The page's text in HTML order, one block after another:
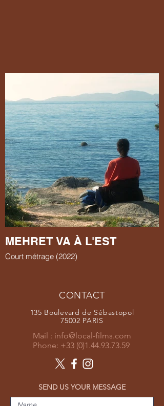
MEHRET VA À L'EST
Court métrage (2022)
CONTACT
135 Boulevard de Sébastopol
75002 PARIS
Mail : info@local-films.com
Phone: +33 (0)1.44.93.73.59
SEND US YOUR MESSAGE